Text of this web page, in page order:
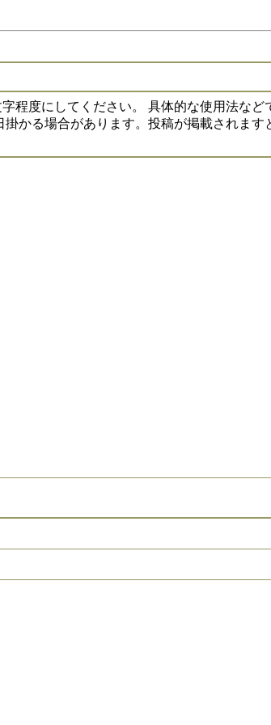
程度にしてください。 具体的な使用法な
かる場合があります。投稿が掲載されま